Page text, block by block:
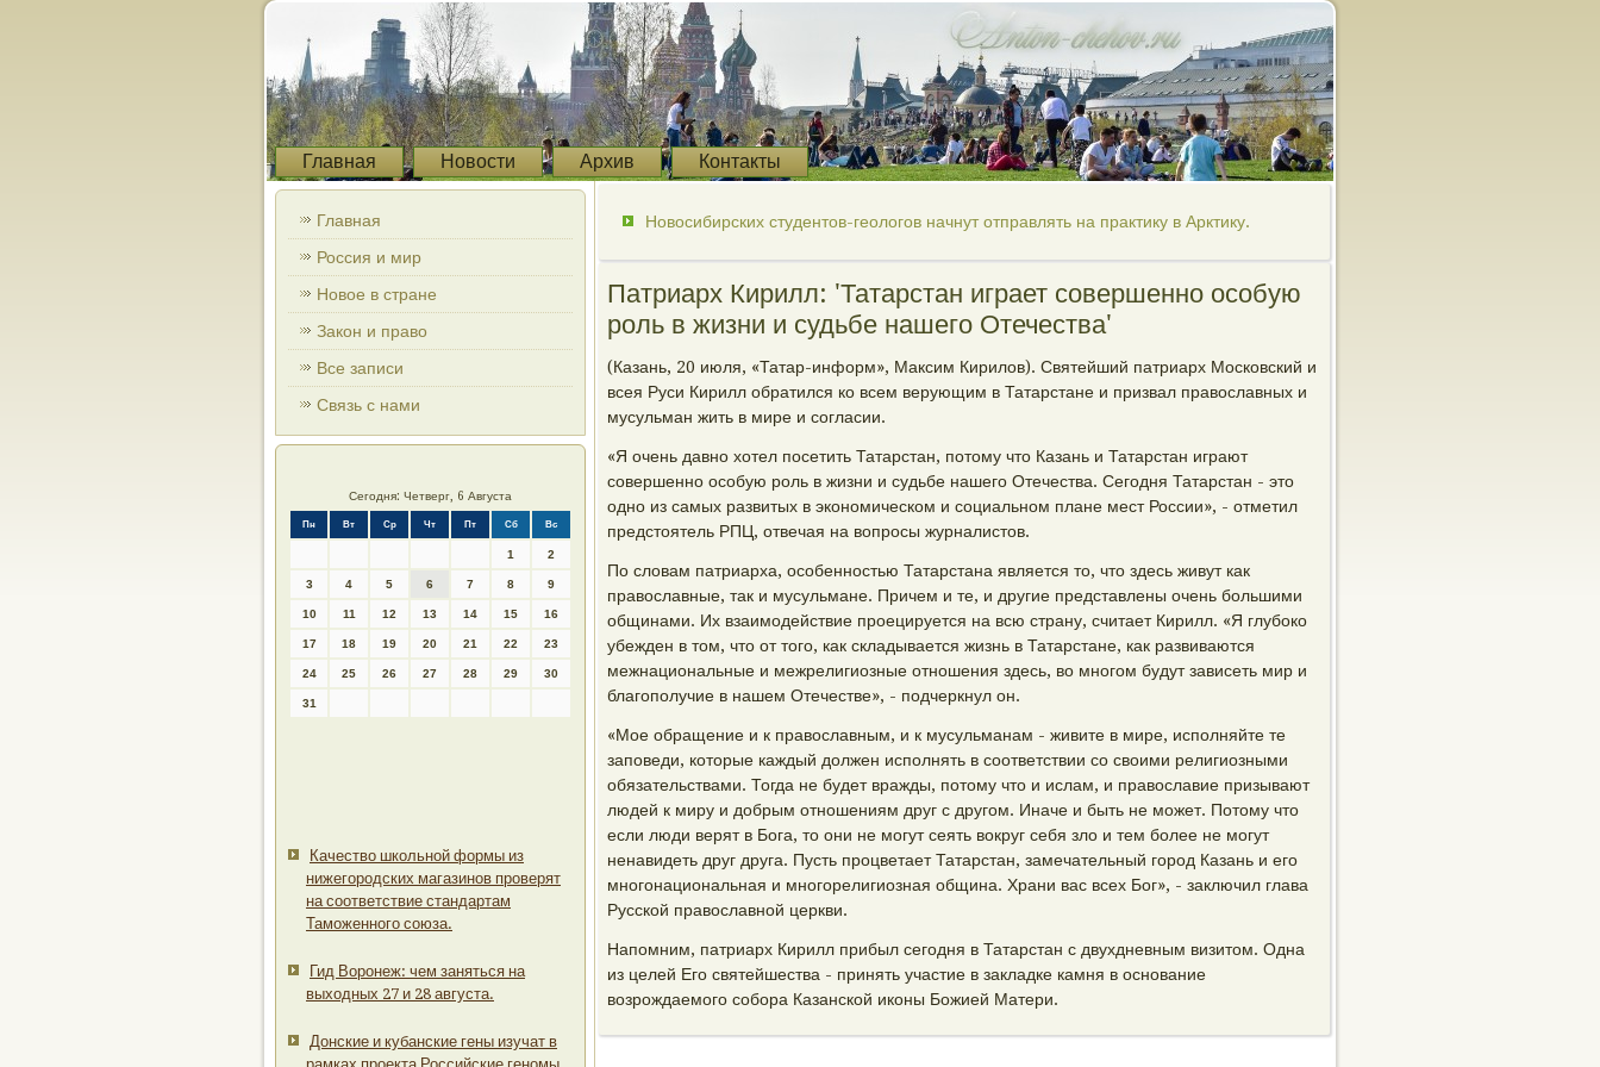
Главная Новости Архив Контакты
Главная
Россия и мир
Новое в стране
Закон и право
Все записи
Связь с нами
Сегодня: Четверг, 6 Августа
Пн Вт Ср Чт Пт Сб Вс
1 2
3 4 5 6 7 8 9
10 11 12 13 14 15 16
17 18 19 20 21 22 23
24 25 26 27 28 29 30
31
Качество школьной формы из
нижегородских магазинов проверят
на соответствие стандартам
Таможенного союза.
Гид Воронеж: чем заняться на
выходных 27 и 28 августа.
Донские и кубанские гены изучат в
Новосибирских студентов-геологов начнут отправлять на практику в Арктику.
Патриарх Кирилл: 'Татарстан играет совершенно особую
роль в жизни и судьбе нашего Отечества'
(Казань, 20 июля, «Татар-информ», Максим Кирилов). Святейший патриарх Московский и
всея Руси Кирилл обратился ко всем верующим в Татарстане и призвал православных и
мусульман жить в мире и согласии.
«Я очень давно хотел посетить Татарстан, потому что Казань и Татарстан играют
совершенно особую роль в жизни и судьбе нашего Отечества. Сегодня Татарстан - это
одно из самых развитых в экономическом и социальном плане мест России», - отметил
предстоятель РПЦ, отвечая на вопросы журналистов.
По словам патриарха, особенностью Татарстана является то, что здесь живут как
православные, так и мусульмане. Причем и те, и другие представлены очень большими
общинами. Их взаимодействие проецируется на всю страну, считает Кирилл. «Я глубоко
убежден в том, что от того, как складывается жизнь в Татарстане, как развиваются
межнациональные и межрелигиозные отношения здесь, во многом будут зависеть мир и
благополучие в нашем Отечестве», - подчеркнул он.
«Мое обращение и к православным, и к мусульманам - живите в мире, исполняйте те
заповеди, которые каждый должен исполнять в соответствии со своими религиозными
обязательствами. Тогда не будет вражды, потому что и ислам, и православие призывают
людей к миру и добрым отношениям друг с другом. Иначе и быть не может. Потому что
если люди верят в Бога, то они не могут сеять вокруг себя зло и тем более не могут
ненавидеть друг друга. Пусть процветает Татарстан, замечательный город Казань и его
многонациональная и многорелигиозная община. Храни вас всех Бог», - заключил глава
Русской православной церкви.
Напомним, патриарх Кирилл прибыл сегодня в Татарстан с двухдневным визитом. Одна
из целей Его святейшества - принять участие в закладке камня в основание
возрождаемого собора Казанской иконы Божией Матери.